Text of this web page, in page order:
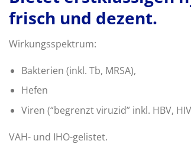
frisch und dezent.
Wirkungsspektrum:
Bakterien (inkl. Tb, MRSA),
Hefen
Viren (“begrenzt viruzid” inkl. HBV,
VAH- und IHO-gelistet.